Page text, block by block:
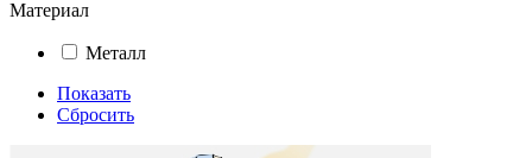
Материал
Металл
Показать
Сбросить